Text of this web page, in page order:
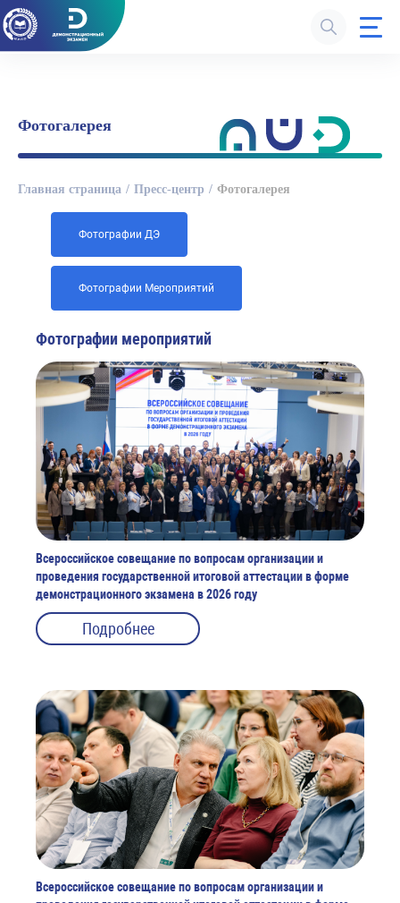
Фотогалерея
Главная страница Пресс-центр Фотогалерея
Фотографии ДЭ
Фотографии Мероприятий
Фотографии мероприятий
Всероссийское совещание по вопросам организации и
проведения государственной итоговой аттестации в форме
демонстрационного экзамена в 2026 году
Подробнее
Всероссийское совещание по вопросам организации и